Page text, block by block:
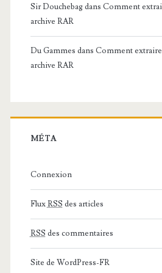
Sir Douchebagdans Comment
archive RAR
Du Gammes dans Comment extraire
archive RAR
MÉTA
Connexion
FluxRSS des articles
RSS des commentaires
Site de WordPress-FR